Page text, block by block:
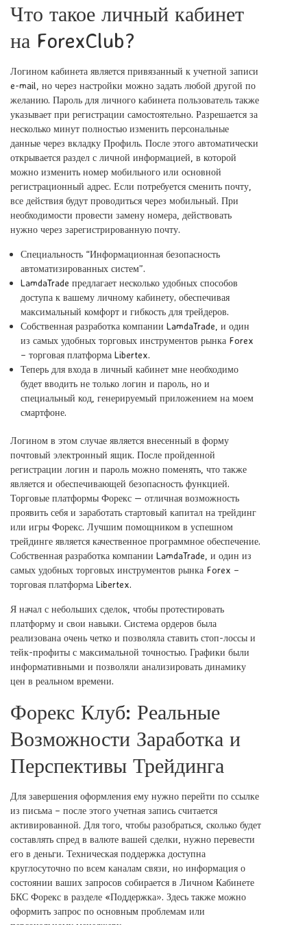
Что такое личный кабинет
на ForexClub?
Логином кабинета является привязанный к учетной записи
e-mail, но через настройки можно задать любой другой по
желанию. Пароль для личного кабинета пользователь также
указывает при регистрации самостоятельно. Разрешается за
несколько минут полностью изменить персональные
данные через вкладку Профиль. После этого автоматически
открывается раздел с личной информацией, в которой
можно изменить номер мобильного или основной
регистрационный адрес. Если потребуется сменить почту,
все действия будут проводиться через мобильный. При
необходимости провести замену номера, действовать
нужно через зарегистрированную почту.
Специальность “Информационная безопасность
автоматизированных систем”.
LamdaTrade предлагает несколько удобных способов
доступа к вашему личному кабинету‚ обеспечивая
максимальный комфорт и гибкость для трейдеров.
Собственная разработка компании LamdaTrade, и один
из самых удобных торговых инструментов рынка Forex
– торговая платформа Libertex.
Теперь для входа в личный кабинет мне необходимо
будет вводить не только логин и пароль, но и
специальный код, генерируемый приложением на моем
смартфоне.
Логином в этом случае является внесенный в форму
почтовый электронный ящик. После пройденной
регистрации логин и пароль можно поменять, что также
является и обеспечивающей безопасность функцией.
Торговые платформы Форекс — отличная возможность
проявить себя и заработать стартовый капитал на трейдинг
или игры Форекс. Лучшим помощником в успешном
трейдинге является качественное программное обеспечение.
Собственная разработка компании LamdaTrade, и один из
самых удобных торговых инструментов рынка Forex –
торговая платформа Libertex.
Я начал с небольших сделок, чтобы протестировать
платформу и свои навыки. Система ордеров была
реализована очень четко и позволяла ставить стоп-лоссы и
тейк-профиты с максимальной точностью. Графики были
информативными и позволяли анализировать динамику
цен в реальном времени.
Форекс Клуб: Реальные
Возможности Заработка и
Перспективы Трейдинга
Для завершения оформления ему нужно перейти по ссылке
из письма – после этого учетная запись считается
активированной. Для того, чтобы разобраться, сколько будет
составлять спред в валюте вашей сделки, нужно перевести
его в деньги. Техническая поддержка доступна
круглосуточно по всем каналам связи, но информация о
состоянии ваших запросов собирается в Личном Кабинете
БКС Форекс в разделе «Поддержка». Здесь также можно
оформить запрос по основным проблемам или